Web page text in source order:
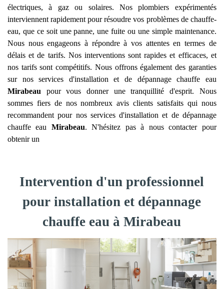
électriques, à gaz ou solaires. Nos plombiers expérimentés
interviennent rapidement pour résoudre vos problèmes de chauffe-
eau, que ce soit une panne, une fuite ou une simple maintenance.
Nous nous engageons à répondre à vos attentes en termes de
délais et de tarifs. Nos interventions sont rapides et efficaces, et
nos tarifs sont compétitifs. Nous offrons également des garanties
sur nos services d'installation et de dépannage chauffe eau
Mirabeau pour vous donner une tranquillité d'esprit. Nous
sommes fiers de nos nombreux avis clients satisfaits qui nous
recommandent pour nos services d'installation et de dépannage
chauffe eau Mirabeau. N'hésitez pas à nous contacter pour
obtenir un
Intervention d'un professionnel
pour installation et dépannage
chauffe eau à Mirabeau